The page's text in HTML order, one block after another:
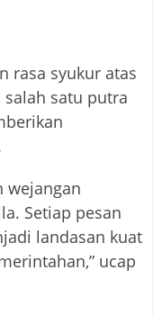
rasa syukur atas
satu putra
wejangan
Setiap pesan
landasan kuat
ucap